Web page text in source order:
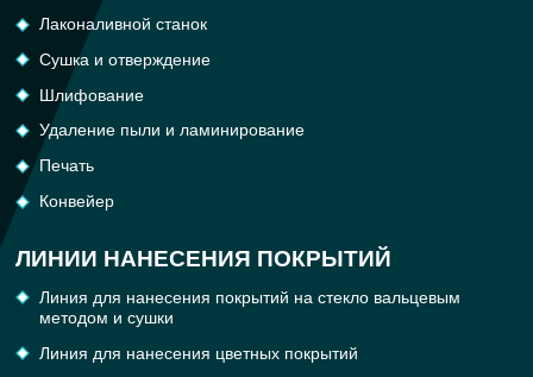
Лаконаливной станок
Сушка и отверждение
Шлифование
Удаление пыли и ламинирование
Печать
Конвейер
ЛИНИИ НАНЕСЕНИЯ ПОКРЫТИЙ
Линия для нанесения покрытий на стекло вальцевым
методом и сушки
Линия для нанесения цветных покрытий